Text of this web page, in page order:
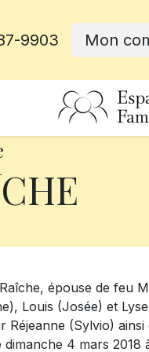
9903 Mon
épouse de feu
Louis (Josée) et
(Sylvio) ainsi
4 mars 2018